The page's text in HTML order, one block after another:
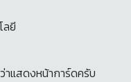
ลยี
แสดงหน้าการ์ดครับ